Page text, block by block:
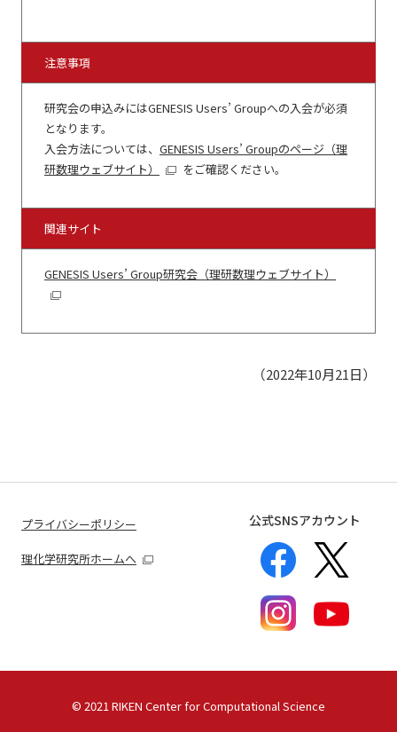
注意事項
研究会の申込みにはGENESIS Users’ Groupへの入会が必須
となります。
入会方法については、 GENESIS Users’ Groupのページ（理
研数理ウェブサイト）
をご確認ください。
関連サイト
GENESIS Users’ Group研究会（理研数理ウェブサイト）
（2022年10月21日）
プライバシーポリシー
理化学研究所ホームへ
公式SNSアカウント
© 2021 RIKEN Center for Computational Science